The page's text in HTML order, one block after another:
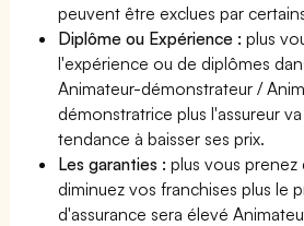
peuvent être exclues par
Diplôme ou Expérience :plus
l'expérience ou de diplômes
Animateur-démonstrateur /
démonstratrice plus l'assureur
tendance à baisser ses prix.
Les garanties :plus vous prenez
diminuez vos franchises plus le
d'assurance sera élevé